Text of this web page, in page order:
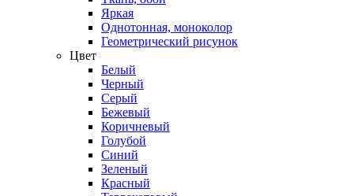
Яркая
Однотонная, моноколор
Геометрический рисунок
Цвет
Белый
Черный
Серый
Бежевый
Коричневый
Голубой
Синий
Зеленый
Красный